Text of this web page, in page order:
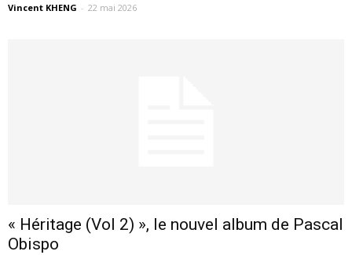
Vincent KHENG - 22 mai 2026
« Héritage (Vol 2) », le nouvel album de Pascal
Obispo